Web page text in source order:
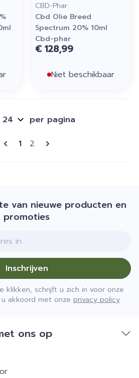
CBD-Phar
Cbd Olie Breed
Spectrum 20% 10ml
Cbd-phar
€ 128,99
Niet beschikbaar
Pagina's
U lees momenteel pagina
1 Pagina
2
per pagina
van nieuwe producten en
promoties
Inschrijven
klikken, schrijft u zich in voor onze
akkoord met onze privacy policy.
ons op